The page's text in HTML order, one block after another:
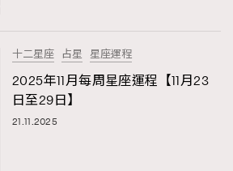
十二星座 占星 星座運程
2025年11月每周星座運程【11月23
日至29日】
21.11.2025